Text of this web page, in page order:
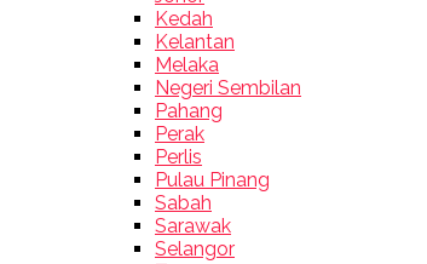
Kedah
Kelantan
Melaka
Negeri Sembilan
Pahang
Perak
Perlis
Pulau Pinang
Sabah
Sarawak
Selangor